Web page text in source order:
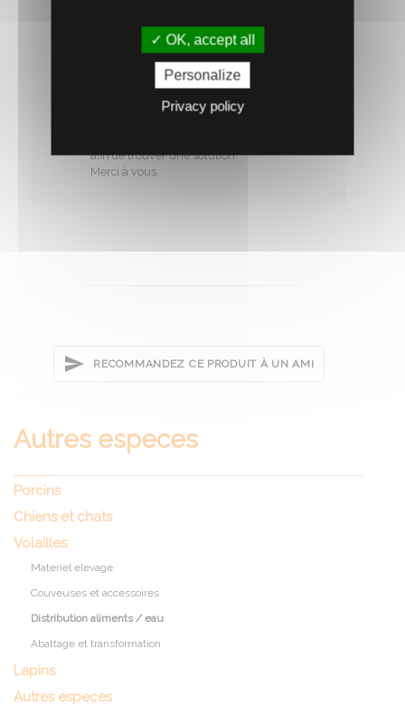
Nous sommes désolés de ce désagrément,
nous vendons une centaine de mangeoires
par année depuis 2013 et jusqu'à présent
nous n'avions pas rencontré de problème.
Nous allons vérifier les mangeoires dans
afin de trouver une solution.
Merci à vous.
RECOMMANDEZ CE PRODUIT À UN AMI
Autres especes
Porcins
Chiens et chats
Volailles
Materiel elevage
Couveuses et accessoires
Distribution aliments / eau
Abattage et transformation
Lapins
Autres especes
OK, accept all
Personalize
Privacy policy